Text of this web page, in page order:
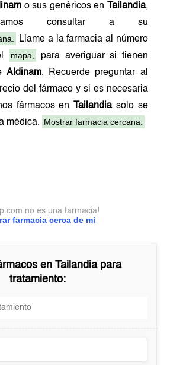
o sus genéricos en Tailandia,
consultar a su
Llame a la farmacia al número
mapa,
para averiguar si tienen
Aldinam. Recuerde preguntar al
del fármaco y si es necesaria
fármacos en
Tailandiasolo se
médica. Mostrar farmacia cercana.
farmacia cerca de mi
no es una farmacia!
en Tailandiapara
tratamiento: